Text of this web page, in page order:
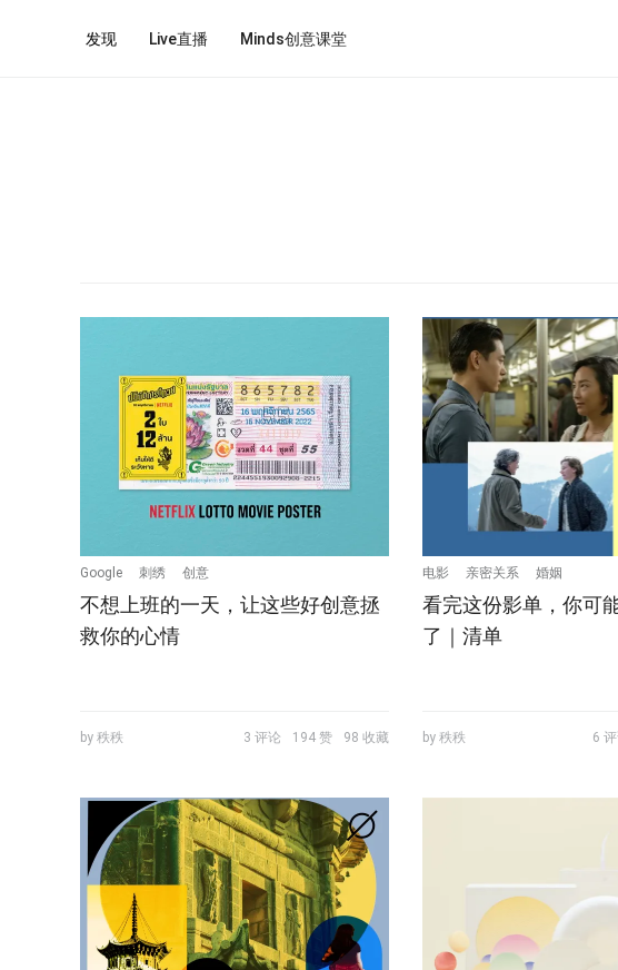
发现 Live直播 Minds创意课堂
Google 刺绣 创意
不想上班的一天，让这些好创意拯
救你的心情
by 秩秩 3 评论 194 赞 98 收藏
电影 亲密关系 婚姻
看完这份影单，你可
了｜清单
by 秩秩 6